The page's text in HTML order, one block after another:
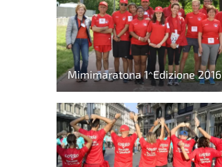
Mimimaratona 1^Edizione 2016